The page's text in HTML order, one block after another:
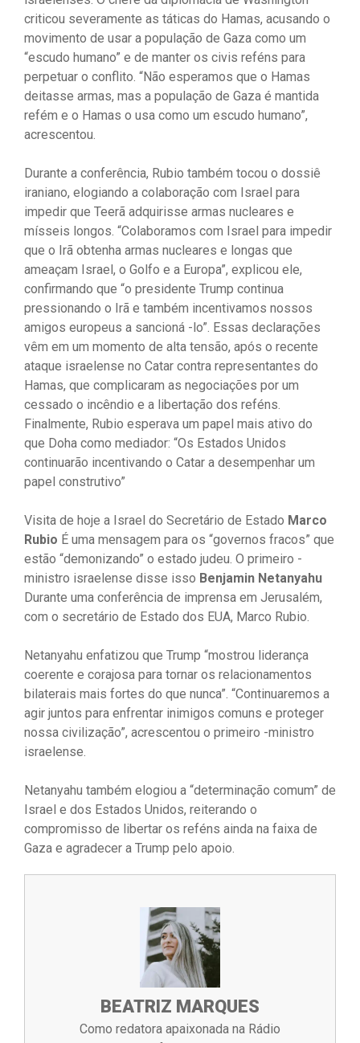
criticou severamente as táticas do Hamas, acusando o
movimento de usar a população de Gaza como um
“escudo humano” e de manter os civis reféns para
perpetuar o conflito. “Não esperamos que o Hamas
deitasse armas, mas a população de Gaza é mantida
refém e o Hamas o usa como um escudo humano”,
acrescentou.
Durante a conferência, Rubio também tocou o dossiê
iraniano, elogiando a colaboração com Israel para
impedir que Teerã adquirisse armas nucleares e
mísseis longos. “Colaboramos com Israel para impedir
que o Irã obtenha armas nucleares e longas que
ameaçam Israel, o Golfo e a Europa”, explicou ele,
confirmando que “o presidente Trump continua
pressionando o Irã e também incentivamos nossos
amigos europeus a sancioná -lo”. Essas declarações
vêm em um momento de alta tensão, após o recente
ataque israelense no Catar contra representantes do
Hamas, que complicaram as negociações por um
cessado o incêndio e a libertação dos reféns.
Finalmente, Rubio esperava um papel mais ativo do
que Doha como mediador: “Os Estados Unidos
continuarão incentivando o Catar a desempenhar um
papel construtivo”
Visita de hoje a Israel do Secretário de Estado Marco
Rubio É uma mensagem para os “governos fracos” que
estão “demonizando” o estado judeu. O primeiro -
ministro israelense disse isso Benjamin Netanyahu
Durante uma conferência de imprensa em Jerusalém,
com o secretário de Estado dos EUA, Marco Rubio.
Netanyahu enfatizou que Trump “mostrou liderança
coerente e corajosa para tornar os relacionamentos
bilaterais mais fortes do que nunca”. “Continuaremos a
agir juntos para enfrentar inimigos comuns e proteger
nossa civilização”, acrescentou o primeiro -ministro
israelense.
Netanyahu também elogiou a “determinação comum” de
Israel e dos Estados Unidos, reiterando o
compromisso de libertar os reféns ainda na faixa de
Gaza e agradecer a Trump pelo apoio.
BEATRIZ MARQUES
Como redatora apaixonada na Rádio